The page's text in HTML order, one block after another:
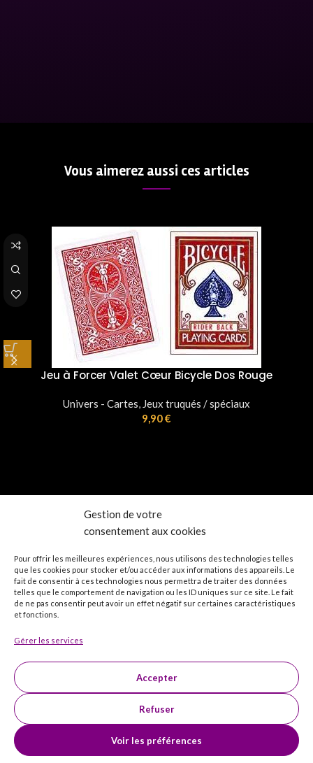
Gestion de votre
consentement aux cookies
Pour offrir les meilleures expériences, nous utilisons des technologies telles
que les cookies pour stocker et/ou accéder aux informations des appareils. Le
fait de consentir à ces technologies nous permettra de traiter des données
telles que le comportement de navigation ou les ID uniques sur ce site. Le fait
de ne pas consentir peut avoir un effet négatif sur certaines caractéristiques
et fonctions.
Gérer les services
Accepter
Refuser
Voir les préférences
Vous aimerez aussi ces articles
Jeu à Forcer As Cœur Bicycle Dos Rouge
Univers - Cartes,Jeux truqués / spéciaux
Boutique en ligne de magie 🐇
Réception à notre magasin de Plélo en Bretagne, uniquement sur
Blog
Liens utiles
- Tous droits réservés -Politique de confidentialité